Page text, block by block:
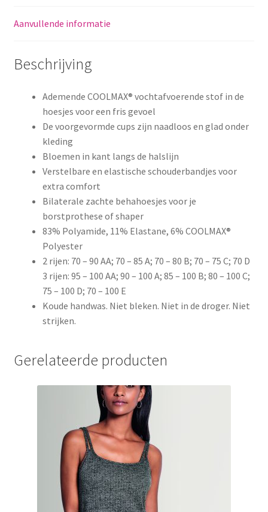
Aanvullende informatie
Beschrijving
Ademende COOLMAX® vochtafvoerende stof in de
hoesjes voor een fris gevoel
De voorgevormde cups zijn naadloos en glad onder
kleding
Bloemen in kant langs de halslijn
Verstelbare en elastische schouderbandjes voor
extra comfort
Bilaterale zachte behahoesjes voor je
borstprothese of shaper
83% Polyamide, 11% Elastane, 6% COOLMAX®
Polyester
2 rijen: 70 – 90 AA; 70 – 85 A; 70 – 80 B; 70 – 75 C; 70 D
3 rijen: 95 – 100 AA; 90 – 100 A; 85 – 100 B; 80 – 100 C;
75 – 100 D; 70 – 100 E
Koude handwas. Niet bleken. Niet in de droger. Niet
strijken.
Gerelateerde producten